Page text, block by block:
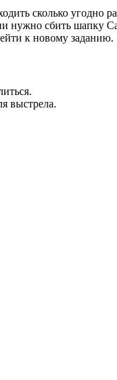
сколько угодно
нужно сбить шапку
к новому заданию.
выстрела.